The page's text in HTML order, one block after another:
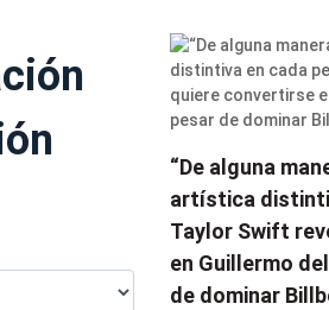
“De alguna
artística
Taylor Swift
en Guillermo
de dominar